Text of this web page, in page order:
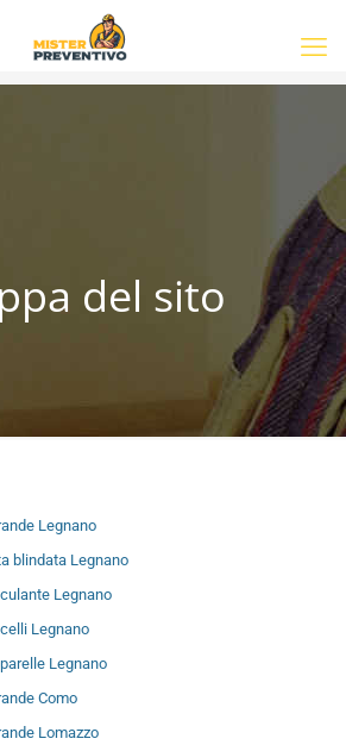
del sito
Legnano
blindata Legnano
Legnano
Legnano
Legnano
Como
Lomazzo